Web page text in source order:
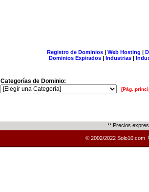
Registro de Dominios| Web Hosting |
Dominios Expirados | Industrias |
Categorías de Dominio:
[Pág.
** Precios
© 2002/2022 Solo10.com